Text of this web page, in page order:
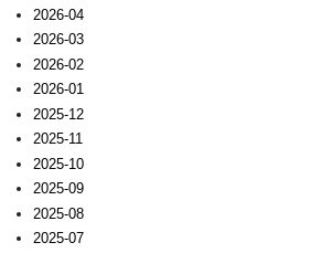
2026-04
2026-03
2026-02
2026-01
2025-12
2025-11
2025-10
2025-09
2025-08
2025-07